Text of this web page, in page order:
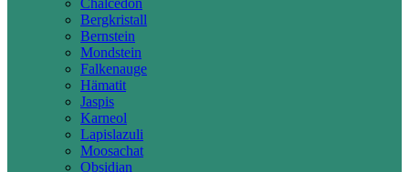
Chalcedon
Bergkristall
Bernstein
Mondstein
Falkenauge
Hämatit
Jaspis
Karneol
Lapislazuli
Moosachat
Obsidian